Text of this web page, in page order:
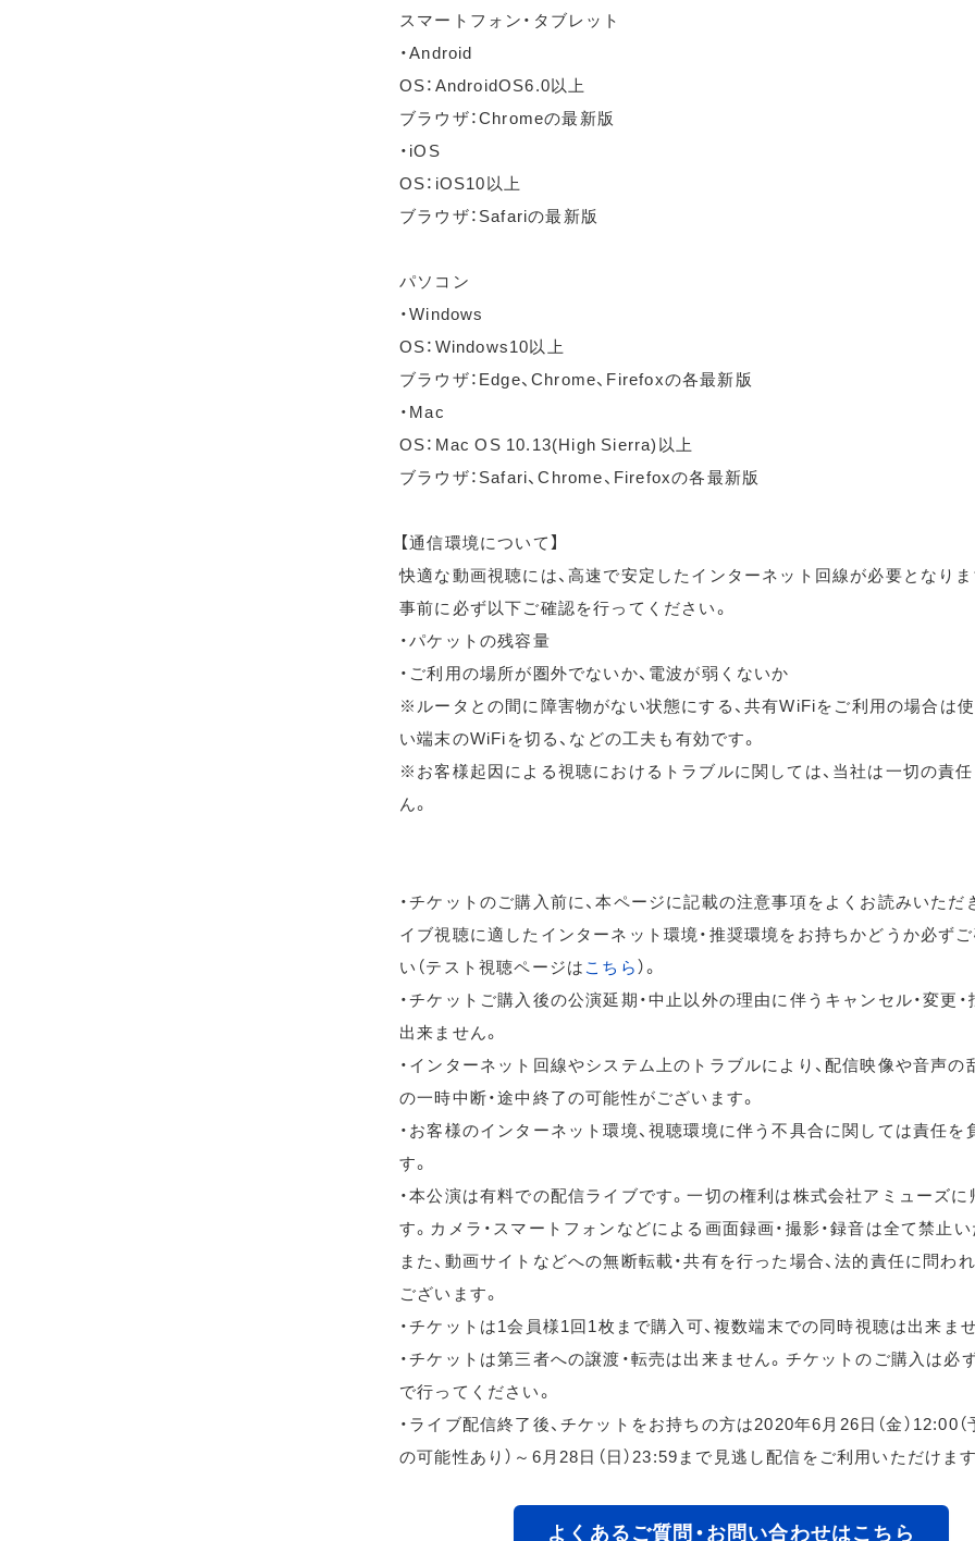
スマートフォン・タブレット
・Android
OS：AndroidOS6.0以上
ブラウザ：Chromeの最新版
・iOS
OS：iOS10以上
ブラウザ：Safariの最新版
パソコン
・Windows
OS：Windows10以上
ブラウザ：Edge、Chrome、Firefoxの各最新版
・Mac
OS：Mac OS 10.13(High Sierra)以上
ブラウザ：Safari、Chrome、Firefoxの各最新版
【通信環境について】
快適な動画視聴には、高速で安定したインターネット回線が必要となりま
事前に必ず以下ご確認を行ってください。
・パケットの残容量
・ご利用の場所が圏外でないか、電波が弱くないか
※ルータとの間に障害物がない状態にする、共有WiFiをご利用の場合は
い端末のWiFiを切る、などの工夫も有効です。
※お客様起因による視聴におけるトラブルに関しては、当社は一切の責
ん。
・チケットのご購入前に、本ページに記載の注意事項をよくお読みいただ
イブ視聴に適したインターネット環境・推奨環境をお持ちかどうか必ず
い（テスト視聴ページはこちら）。
・チケットご購入後の公演延期・中止以外の理由に伴うキャンセル・変更
出来ません。
・インターネット回線やシステム上のトラブルにより、配信映像や音声の
の一時中断・途中終了の可能性がございます。
・お客様のインターネット環境、視聴環境に伴う不具合に関しては責任を
す。
・本公演は有料での配信ライブです。一切の権利は株式会社アミューズに
す。カメラ・スマートフォンなどによる画面録画・撮影・録音は全て禁止い
また、動画サイトなどへの無断転載・共有を行った場合、法的責任に問わ
ございます。
・チケットは1会員様1回1枚まで購入可、複数端末での同時視聴は出来ませ
・チケットは第三者への譲渡・転売は出来ません。チケットのご購入は必
で行ってください。
・ライブ配信終了後、チケットをお持ちの方は2020年6月26日（金）12:00
の可能性あり）～6月28日（日）23:59まで見逃し配信をご利用いただけます
よくあるご質問・お問い合わせはこちら